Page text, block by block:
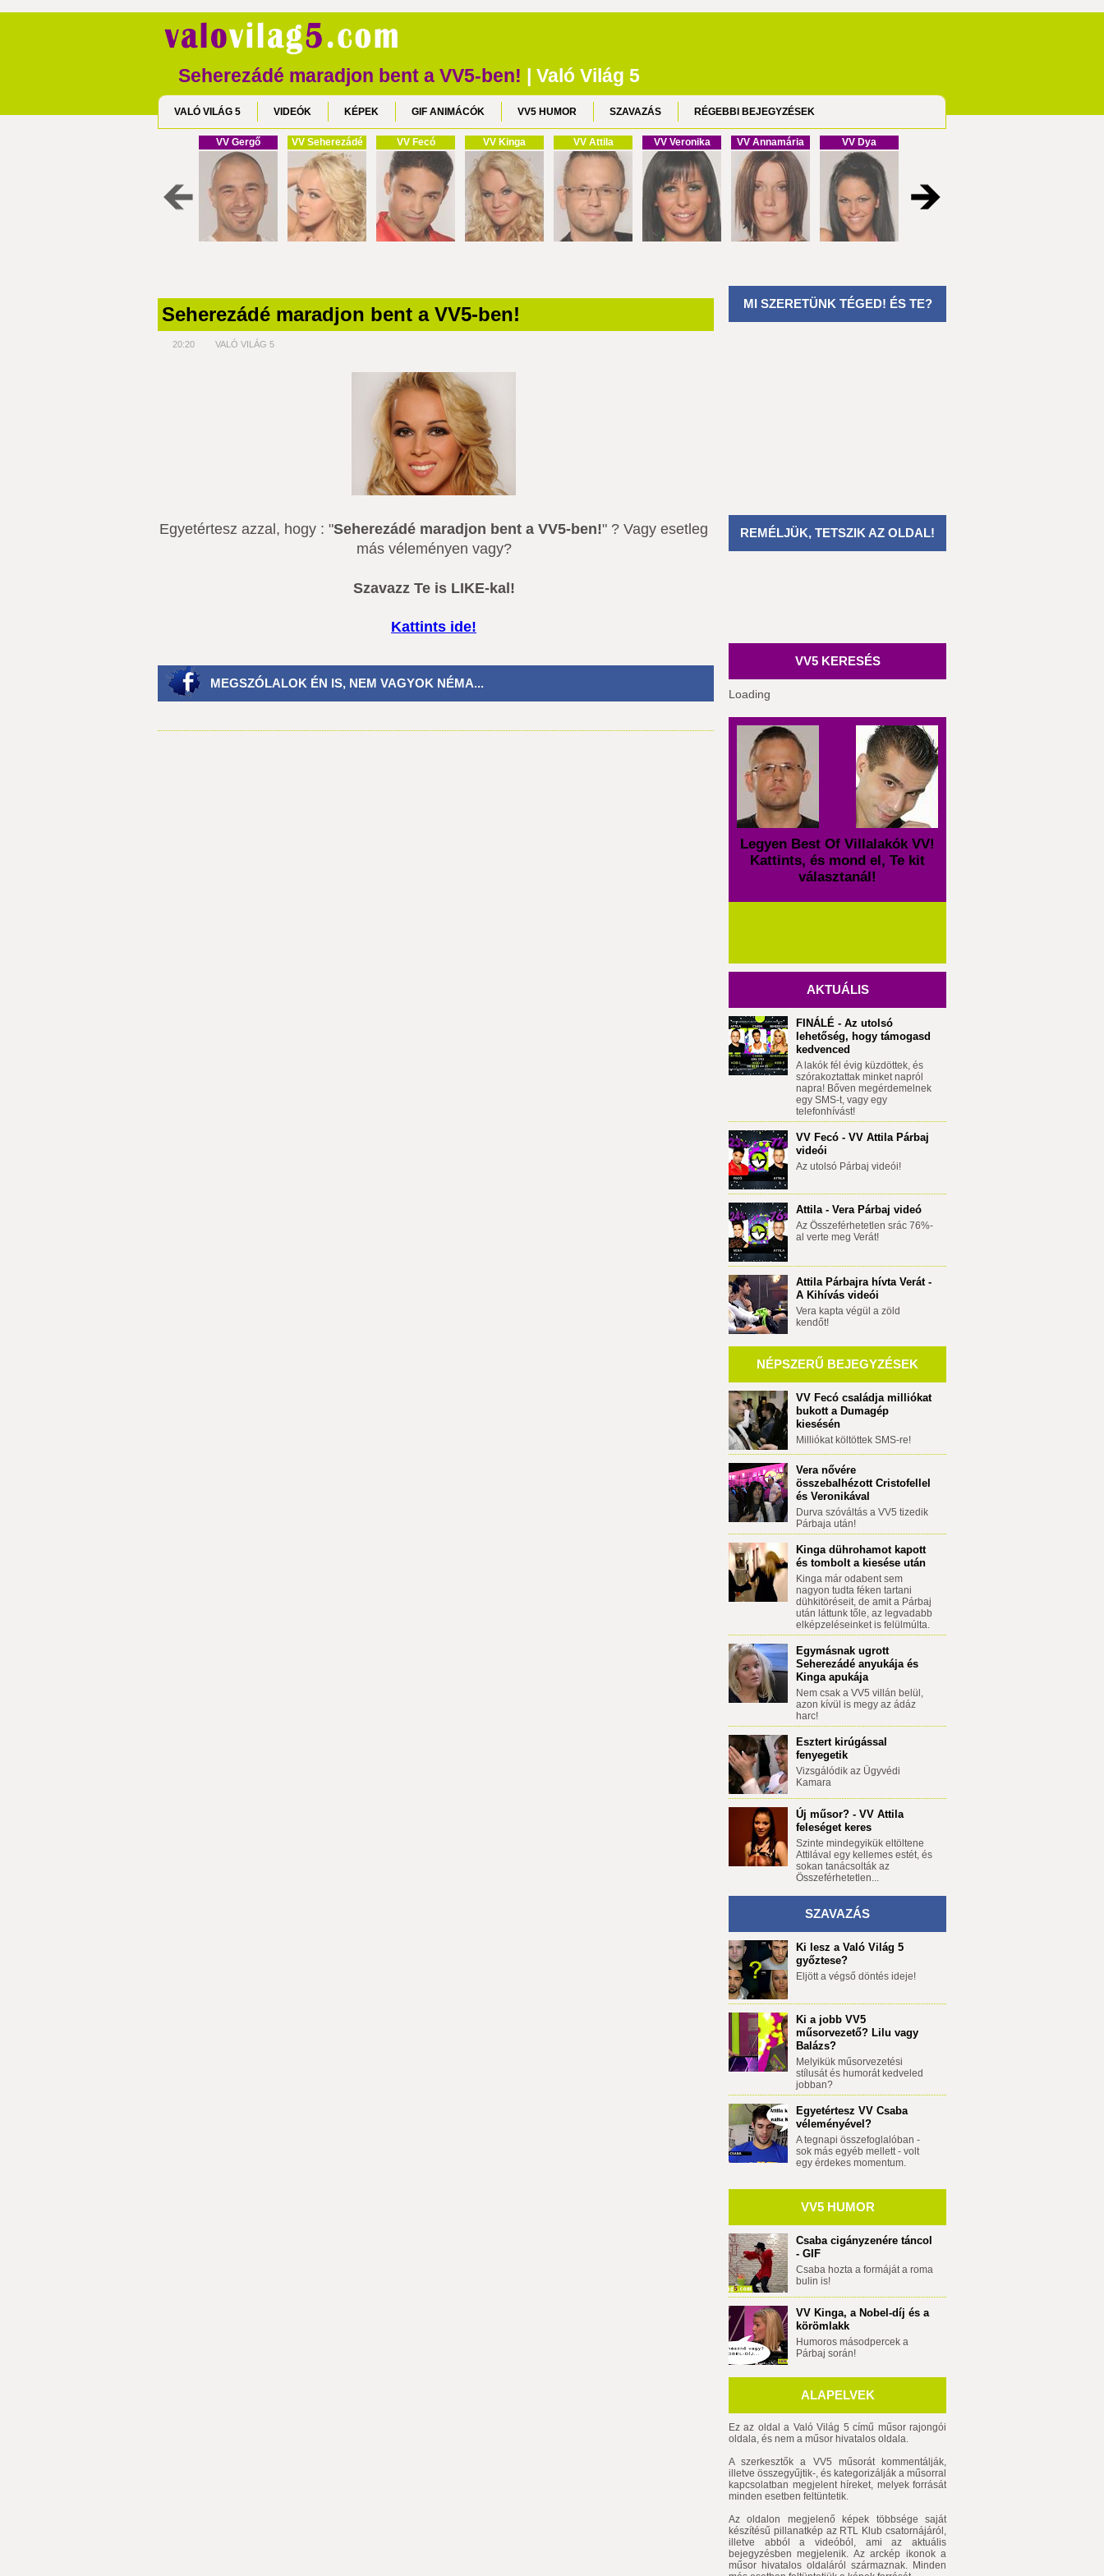
Seherezádé maradjon bent a VV5-ben! | Való Világ 5
VALÓ VILÁG 5 VIDEÓK KÉPEK GIF ANIMÁCÓK VV5 HUMOR SZAVAZÁS RÉGEBBI BEJEGYZÉSEK
VV Gergő VV Seherezádé VV Fecó VV Kinga VV Attila VV Veronika VV Annamária VV Dya
Seherezádé maradjon bent a VV5-ben!
20:20 VALÓ VILÁG 5
Egyetértesz azzal, hogy : "Seherezádé maradjon bent a VV5-ben!" ? Vagy esetleg
más véleményen vagy?
Szavazz Te is LIKE-kal!
Kattints ide!
MEGSZÓLALOK ÉN IS, NEM VAGYOK NÉMA...
MI SZERETÜNK TÉGED! ÉS TE?
REMÉLJÜK, TETSZIK AZ OLDAL!
VV5 KERESÉS
Loading
Legyen Best Of Villalakók VV!
Kattints, és mond el, Te kit
választanál!
AKTUÁLIS
FINÁLÉ - Az utolsó
lehetőség, hogy támogasd
kedvenced
A lakók fél évig küzdöttek, és
szórakoztattak minket napról
napra! Bőven megérdemelnek
egy SMS-t, vagy egy
telefonhívást!
VV Fecó - VV Attila Párbaj
videói
Az utolsó Párbaj videói!
Attila - Vera Párbaj videó
Az Összeférhetetlen srác 76%-
al verte meg Verát!
Attila Párbajra hívta Verát -
A Kihívás videói
Vera kapta végül a zöld
kendőt!
NÉPSZERŰ BEJEGYZÉSEK
VV Fecó családja milliókat
bukott a Dumagép
kiesésén
Milliókat költöttek SMS-re!
Vera nővére
összebalhézott Cristofellel
és Veronikával
Durva szóváltás a VV5 tizedik
Párbaja után!
Kinga dührohamot kapott
és tombolt a kiesése után
Kinga már odabent sem
nagyon tudta féken tartani
dühkitöréseit, de amit a Párbaj
után láttunk tőle, az legvadabb
elképzeléseinket is felülmúlta.
Egymásnak ugrott
Seherezádé anyukája és
Kinga apukája
Nem csak a VV5 villán belül,
azon kívül is megy az ádáz
harc!
Esztert kirúgással
fenyegetik
Vizsgálódik az Ügyvédi
Kamara
Új műsor? - VV Attila
feleséget keres
Szinte mindegyikük eltöltene
Attilával egy kellemes estét, és
sokan tanácsolták az
Összeférhetetlen...
SZAVAZÁS
Ki lesz a Való Világ 5
győztese?
Eljött a végső döntés ideje!
Ki a jobb VV5
műsorvezető? Lilu vagy
Balázs?
Melyikük műsorvezetési
stílusát és humorát kedveled
jobban?
Egyetértesz VV Csaba
véleményével?
A tegnapi összefoglalóban -
sok más egyéb mellett - volt
egy érdekes momentum.
VV5 HUMOR
Csaba cigányzenére táncol
- GIF
Csaba hozta a formáját a roma
bulin is!
VV Kinga, a Nobel-díj és a
körömlakk
Humoros másodpercek a
Párbaj során!
ALAPELVEK
Ez az oldal a Való Világ 5 című műsor rajongói
oldala, és nem a műsor hivatalos oldala.
A szerkesztők a VV5 műsorát kommentálják,
illetve összegyűjtik-, és kategorizálják a műsorral
kapcsolatban megjelent híreket, melyek forrását
minden esetben feltüntetik.
Az oldalon megjelenő képek többsége saját
készítésű pillanatkép az RTL Klub csatornájáról,
illetve abból a videóból, ami az aktuális
bejegyzésben megjelenik. Az arckép ikonok a
műsor hivatalos oldaláról származnak. Minden